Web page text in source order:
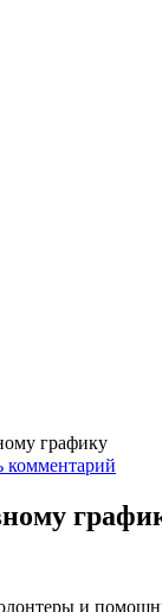
графику
комментарий
и